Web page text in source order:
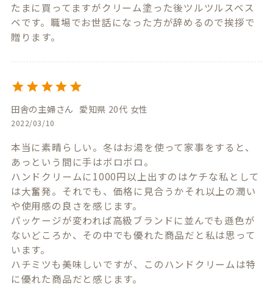
たまに買ってますがクリーム塗った後ツルツルスベス
ベです。職場でお世話になった方が辞めるので挨拶で
田舎の主婦 愛知県 20代 女性
2022/03/10
本当に素晴らしい。冬はお湯を使って家事をすると、
あっという間に手はボロボロ。
ハンドクリームに1000円以上出すのはケチな私として
は大奮発。それでも、価格に見合うかそれ以上の潤い
や使用感の良さを感じます。
パッケージが変われば高級ブランドに並んでも遜色が
ないどころか、その中でも優れた商品だと私は思って
います。
ハチミツも美味しいですが、このハンドクリームは特
に優れた商品だと感じます。